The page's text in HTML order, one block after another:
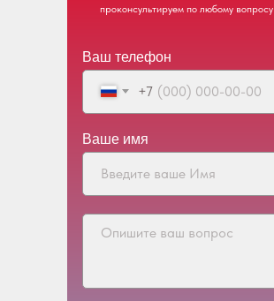
проконсультируем по любому вопросу
Ваш телефон
+7
Ваше имя